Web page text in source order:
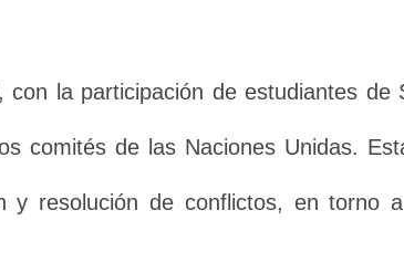
la participación de estudiantes de
comités de las Naciones Unidas.
y resolución de conflictos, en torno